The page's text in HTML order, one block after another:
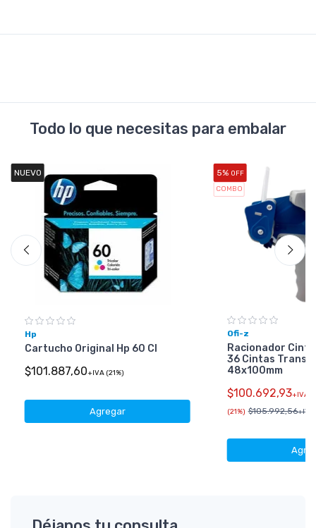
Todo lo que necesitas para embalar
NUEVO
Hp
Cartucho Original Hp 60 Cl
$101.887,60+IVA (21%)
Agregar
5% OFF
COMBO
Ofi-z
Racionador
36 Cintas
48x100mm
$100.692,93+IVA
(21%) $105.992,56+IVA